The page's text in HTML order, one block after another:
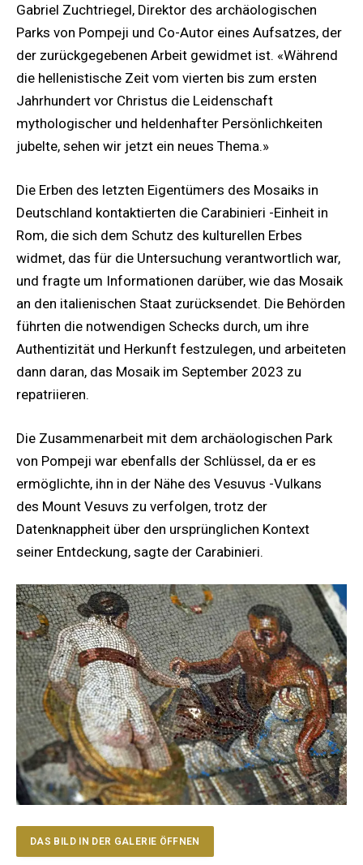
Gabriel Zuchtriegel, Direktor des archäologischen
Parks von Pompeji und Co-Autor eines Aufsatzes, der
der zurückgegebenen Arbeit gewidmet ist. «Während
die hellenistische Zeit vom vierten bis zum ersten
Jahrhundert vor Christus die Leidenschaft
mythologischer und heldenhafter Persönlichkeiten
jubelte, sehen wir jetzt ein neues Thema.»
Die Erben des letzten Eigentümers des Mosaiks in
Deutschland kontaktierten die Carabinieri -Einheit in
Rom, die sich dem Schutz des kulturellen Erbes
widmet, das für die Untersuchung verantwortlich war,
und fragte um Informationen darüber, wie das Mosaik
an den italienischen Staat zurücksendet. Die Behörden
führten die notwendigen Schecks durch, um ihre
Authentizität und Herkunft festzulegen, und arbeiteten
dann daran, das Mosaik im September 2023 zu
repatriieren.
Die Zusammenarbeit mit dem archäologischen Park
von Pompeji war ebenfalls der Schlüssel, da er es
ermöglichte, ihn in der Nähe des Vesuvus -Vulkans
des Mount Vesuvs zu verfolgen, trotz der
Datenknappheit über den ursprünglichen Kontext
seiner Entdeckung, sagte der Carabinieri.
DAS BILD IN DER GALERIE ÖFFNEN